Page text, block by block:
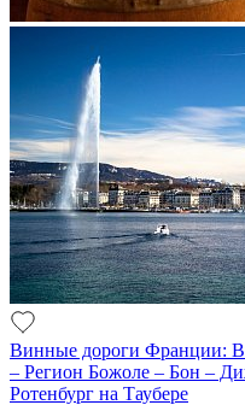
Винные дороги Франции:
– Регион Божоле – Бон –
Ротенбург на Таубере